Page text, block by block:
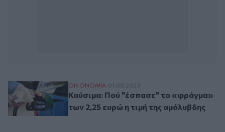
Καύσιμα: Πού "έσπασε" το «φράγμα» των
ΟΙΚΟΝΟΜΙΑ 01.08.2023
Καύσιμα: Πού "έσπασε" το «φράγμα»
των 2,25 ευρώ η τιμή της αμόλυβδης